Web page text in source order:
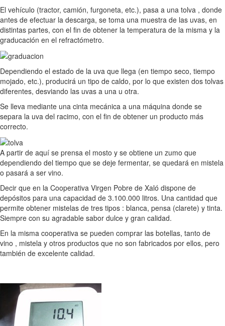
El vehículo (tractor, camión, furgoneta, etc.), pasa a una tolva , donde
antes de efectuar la descarga, se toma una muestra de las uvas, en
distintas partes, con el fin de obtener la temperatura de la misma y la
graducación en el refractómetro.
Dependiendo el estado de la uva que llega (en tiempo seco, tiempo
mojado, etc.), producirá un tipo de caldo, por lo que existen dos tolvas
diferentes, desviando las uvas a una u otra.
Se lleva mediante una cinta mecánica a una máquina donde se
separa la uva del racimo, con el fin de obtener un producto más
correcto.
A partir de aquí se prensa el mosto y se obtiene un zumo que
dependiendo del tiempo que se deje fermentar, se quedará en mistela
o pasará a ser vino.
Decir que en la Cooperativa Virgen Pobre de Xaló dispone de
depósitos para una capacidad de 3.100.000 litros. Una cantidad que
permite obtener mistelas de tres tipos : blanca, pensa (clarete) y tinta.
Siempre con su agradable sabor dulce y gran calidad.
En la misma cooperativa se pueden comprar las botellas, tanto de
vino , mistela y otros productos que no son fabricados por ellos, pero
también de excelente calidad.